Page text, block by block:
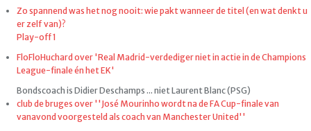
Zo spannend was het nog nooit: wie pakt wanneer de titel (en wat denkt u
er zelf van)?
Play-off 1
FloFloHuchard over 'Real Madrid-verdediger niet in actie in de Champions
League-finale én het EK'
Bondscoach is Didier Deschamps ... niet Laurent Blanc (PSG)
club de bruges over ''José Mourinho wordt na de FA Cup-finale van
vanavond voorgesteld als coach van Manchester United''